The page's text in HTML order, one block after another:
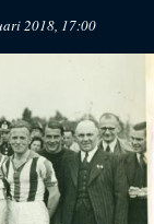
kanaal van de
Oranjefans.
2018, 17:00